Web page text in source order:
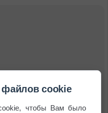
файлов cookie
чтобы Вам было